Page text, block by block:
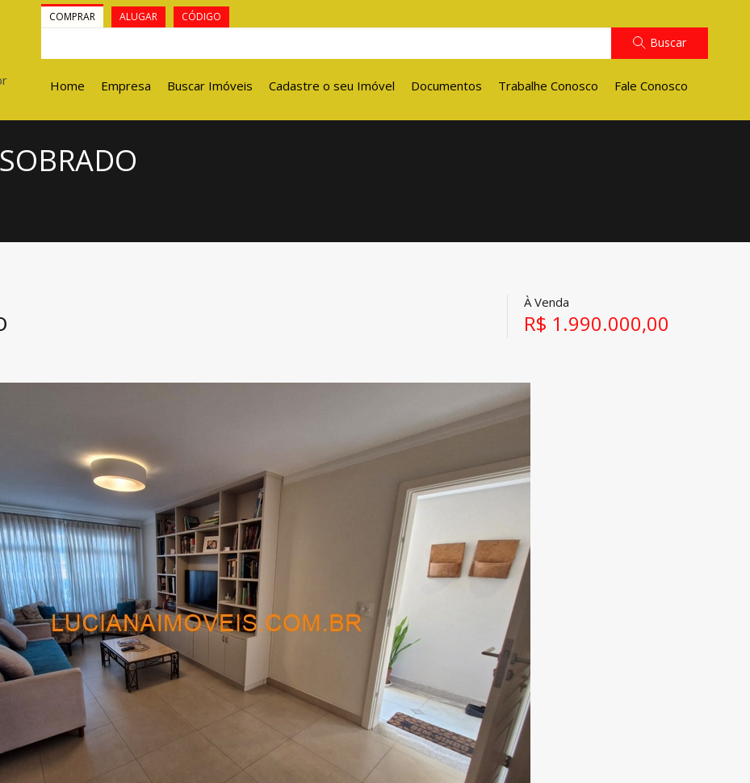
COMPRAR ALUGAR CÓDIGO
Buscar
Home Empresa Buscar Imóveis Cadastre o seu Imóvel Documentos Trabalhe Conosco Fale Conosco
À Venda
R$ 1.990.000,00